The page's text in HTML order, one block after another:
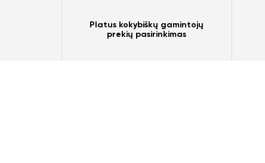
Platus kokybiškų gamintojų
prekių pasirinkimas